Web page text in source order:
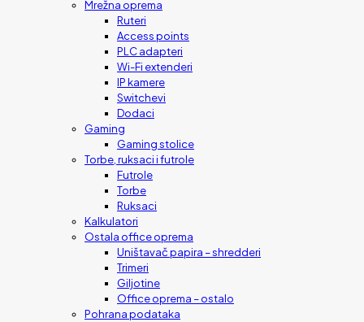
Mrežna oprema
Ruteri
Access points
PLC adapteri
Wi-Fi extenderi
IP kamere
Switchevi
Dodaci
Gaming
Gaming stolice
Torbe, ruksaci i futrole
Futrole
Torbe
Ruksaci
Kalkulatori
Ostala office oprema
Uništavač papira – shredderi
Trimeri
Giljotine
Office oprema – ostalo
Pohrana podataka